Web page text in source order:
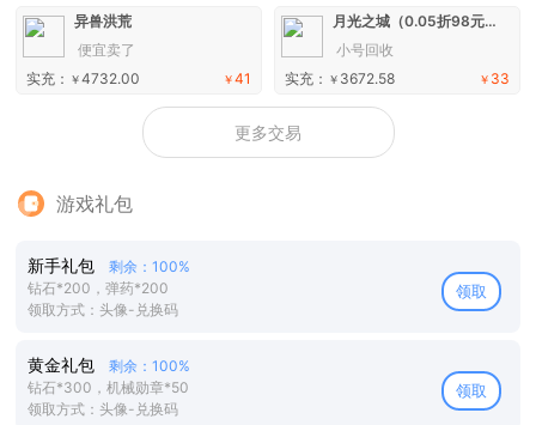
异兽洪荒
便宜卖了
￥41
实充： ￥4732.00
月光之城（0.05折98元真买断版）H5
小号回收
￥ 33
实充： ￥ 3672.58
更多交易
游戏礼包
新手礼包
剩余：100%
钻石*200，弹药*200
领取方式：头像-兑换码
领取
黄金礼包
剩余：100%
钻石*300，机械勋章*50
领取方式：头像-兑换码
领取